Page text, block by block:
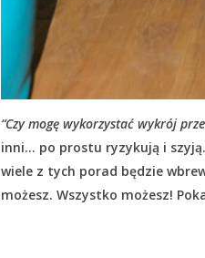
“Czy mogę wykorzystać wykrój
inni… po prostu ryzykują i
wiele z tych porad będzie
możesz. Wszystko możesz!